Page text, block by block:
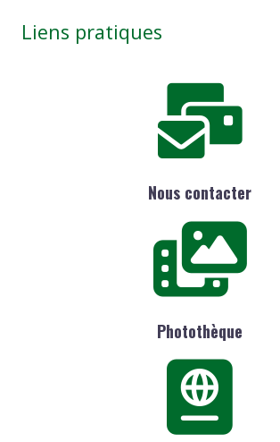
Liens pratiques
Nous contacter
Photothèque